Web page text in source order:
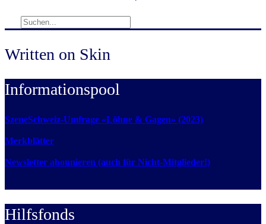
Written on Skin
Informationspool
SzeneSchweiz-Umfrage «Löhne & Gagen» (2023)
Merkblätter
Newsletter abonnieren (auch für Nicht-Mitglieder!)
Hilfsfonds